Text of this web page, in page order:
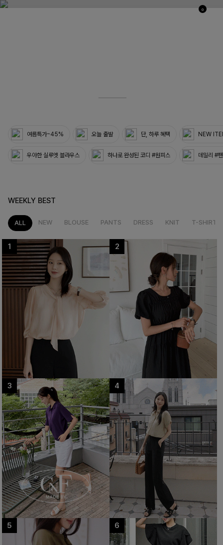
0
여름특가~45% 오늘 출발 단, 하루 혜택 NEW
우아한 실루엣 블라우스 하나로 완성된 코디 #원피스 데일리 #
WEEKLY BEST
ALL NEW BLOUSE PANTS DRESS KNIT T-SHIRT